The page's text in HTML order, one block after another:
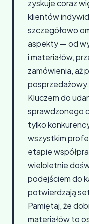
zyskuje coraz
klientów
szczegółowo
aspekty — od
i materiałów,
zamówienia, aż
posprzedażowy.
Kluczem do
sprawdzonego
tylko
wszystkim
etapie
wieloletnie
podejściem do
potwierdzają
Pamiętaj, że
materiałów to